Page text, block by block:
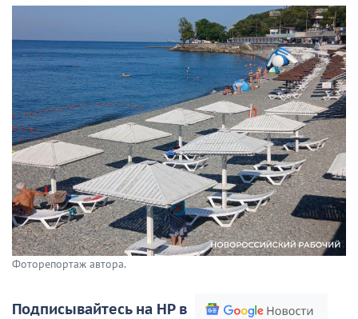
Фоторепортаж автора.
Подписывайтесь на НР в